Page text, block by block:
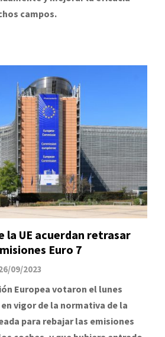
campos.
la UE acuerdan retrasar
Euro 7
09/2023
Europea votaron el lunes
vigor de la normativa de la
para rebajar las emisiones